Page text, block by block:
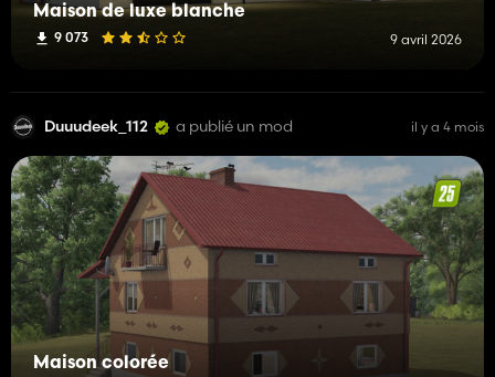
Maison de luxe blanche
9 073 9 avril 2026
Duuudeek_112 a publié un mod il y a 4 mois
Maison colorée